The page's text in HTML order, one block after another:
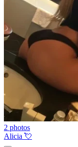
2 photos
Alicia 💘